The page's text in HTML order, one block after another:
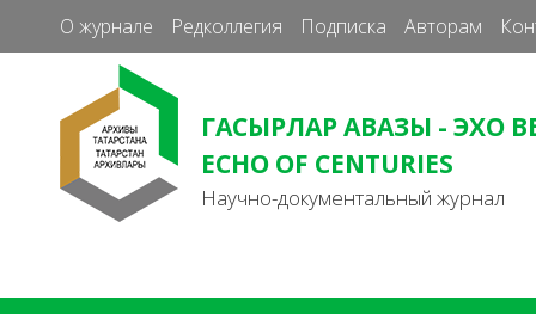
О журнале Редколлегия Подписка Авторам
ГАСЫРЛАР АВАЗЫ - ЭХО
ECHO OF CENTURIES
Научно-документальный журнал